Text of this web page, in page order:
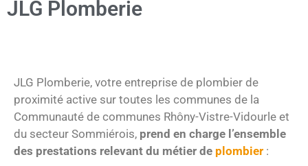
JLG Plomberie
JLG Plomberie, votre entreprise de plombier de
proximité active sur toutes les communes de la
Communauté de communes Rhôny-Vistre-Vidourle et
du secteur Sommiérois, prend en charge l’ensemble
des prestations relevant du métier de plombier :